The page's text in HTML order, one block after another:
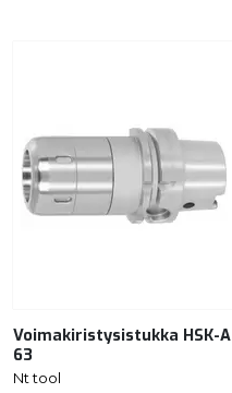
Voimakiristysistukka HSK-A
63
Nt tool